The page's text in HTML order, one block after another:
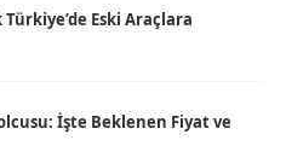
Eski Araçlara
İşte Beklenen Fiyat ve